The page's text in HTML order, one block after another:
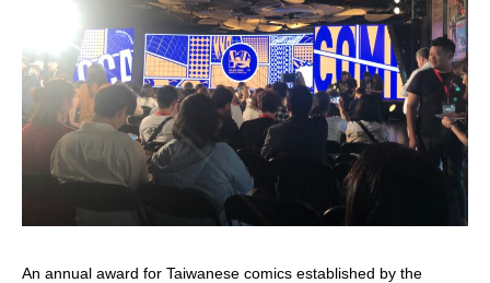
An annual award for Taiwanese comics established by the